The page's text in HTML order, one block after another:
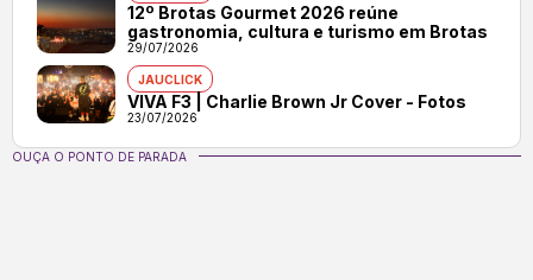
12º Brotas Gourmet 2026 reúne
gastronomia, cultura e turismo em Brotas
29/07/2026
JAUCLICK
VIVA F3 | Charlie Brown Jr Cover - Fotos
23/07/2026
OUÇA O PONTO DE PARADA